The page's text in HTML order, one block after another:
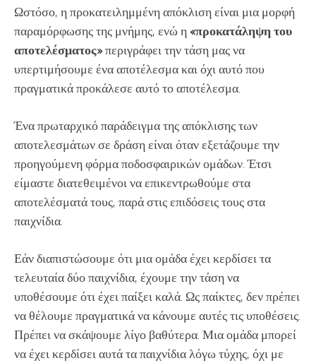
Ωστόσο, η προκατειλημμένη απόκλιση είναι μια μορφή
παραμόρφωσης της μνήμης, ενώ η «προκατάληψη του
αποτελέσματος»περιγράφει την τάση μας να
υπερτιμήσουμε ένα αποτέλεσμα και όχι αυτό που
πραγματικά προκάλεσε αυτό το αποτέλεσμα.
Ένα πρωταρχικό παράδειγμα της απόκλισης των
αποτελεσμάτων σε δράση είναι όταν εξετάζουμε την
προηγούμενη φόρμα ποδοσφαιρικών ομάδων. Έτσι
είμαστε διατεθειμένοι να επικεντρωθούμε στα
αποτελέσματά τους, παρά στις επιδόσεις τους στα
παιχνίδια.
Εάν διαπιστώσουμε ότι μια ομάδα έχει κερδίσει τα
τελευταία δύο παιχνίδια, έχουμε την τάση να
υποθέσουμε ότι έχει παίξει καλά. Ως παίκτες, δεν πρέπει
να θέλουμε πραγματικά να κάνουμε αυτές τις υποθέσεις.
Πρέπει να σκάψουμε λίγο βαθύτερα. Μια ομάδα μπορεί
να έχει κερδίσει αυτά τα παιχνίδια λόγω τύχης, όχι με